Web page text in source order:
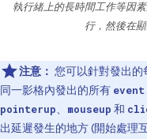
執行緒上的長時間工作等因
行，然後在
注意： 您可以針對發出的
同一影格內發出的所有 event
pointerup、 mouseup 和
出延遲發生的地方 (開始處理